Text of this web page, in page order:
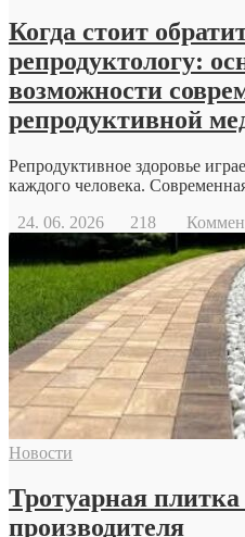
Когда стоит
репродуктологу:
возможности
репродуктивной
Репродуктивное здоровье
каждого человека.
24. 06. 2026
218
Новости
Тротуарная плитка
производителя